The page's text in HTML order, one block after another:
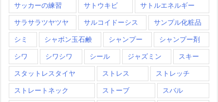
サッカーの練習 サトウキビ サトルエネルギー
サラサラツヤツヤ サルコイドーシス サンプル化粧品
シミ シャボン玉石鹸 シャンプー シャンプー剤
シワ シワシワ シール ジャズミン スキー
スタットレスタイヤ ストレス ストレッチ
ストレートネック ストーブ スバル